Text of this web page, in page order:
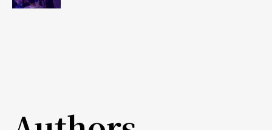
觀點》（2010.1.1 No.41）的一次訪問中，他數次提
蹈，相對於外來的「後現代主義」，也不見得就不